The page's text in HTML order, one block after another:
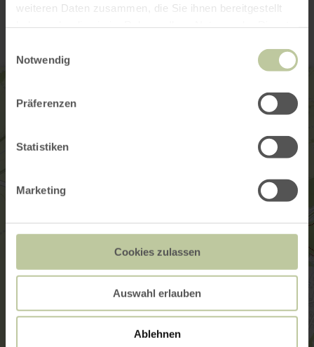
weiteren Daten zusammen, die Sie ihnen bereitgestellt
Notwendig
Präferenzen
Statistiken
Marketing
Cookies zulassen
Auswahl erlauben
Ablehnen